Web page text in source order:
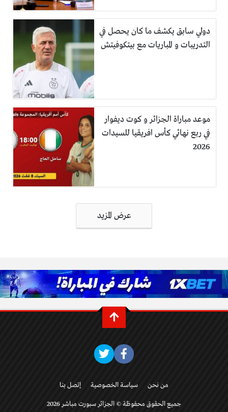
دولي سابق يكشف ما كان يحصل في
التدريبات و المباريات مع بيتكوفيتش
موعد مباراة الجزائر و كوت ديفوار
في ربع نهائي كأس افريقيا للسيدات
2026
عرض المزيد
من نحن سياسة الخصوصية إتصل بنا
جميع الحقوق محفوظة © الجزائر سبورت مباشر 2026